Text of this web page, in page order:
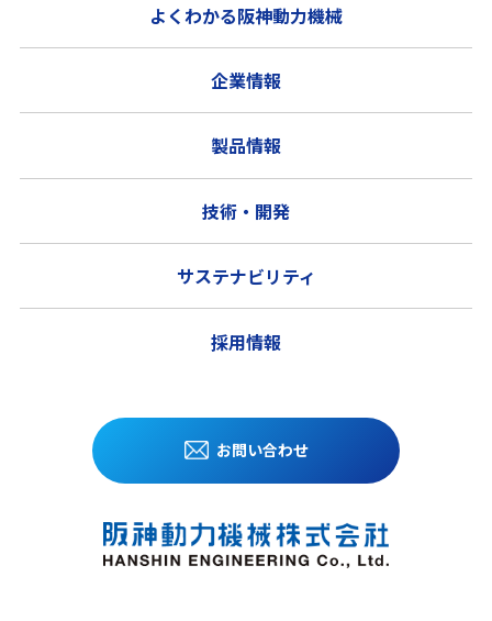
お問い合わせ
よくわかる阪神動力機械
企業情報
製品情報
技術・開発
サステナビリティ
採用情報